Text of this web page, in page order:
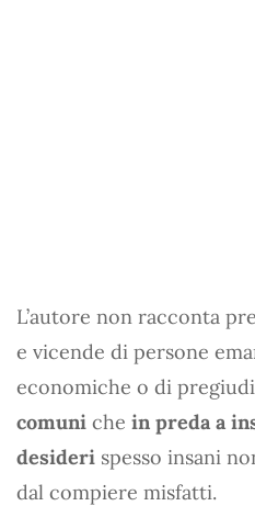
L’autore non racconta
e vicende di persone
economiche o di
comuni che in preda a
desideri spesso insani
dal compiere misfatti.